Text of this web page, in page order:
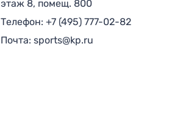
этаж 8, помещ. 800
Телефон: +7 (495) 777-02-82
Почта: sports@kp.ru